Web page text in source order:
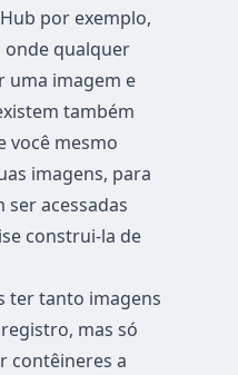
por exemplo,
qualquer
uma imagem e
também
você mesmo
imagens, para
ser acessadas
construi-la de
ter tanto imagens
mas só
contêineres a